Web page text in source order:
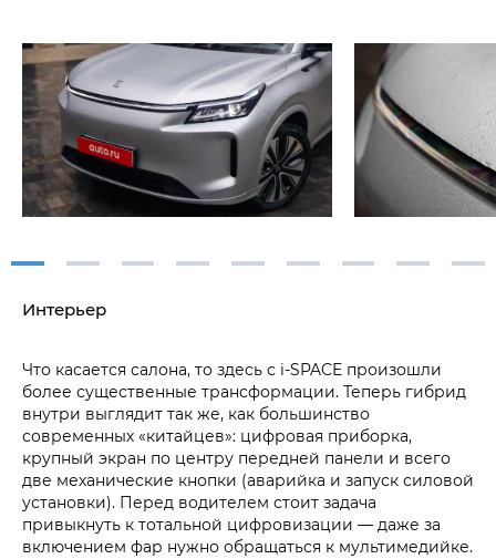
Интерьер
Что касается салона, то здесь с i‑SPACE произошли
более существенные трансформации. Теперь гибрид
внутри выглядит так же, как большинство
современных «китайцев»: цифровая приборка,
крупный экран по центру передней панели и всего
две механические кнопки (аварийка и запуск силовой
установки). Перед водителем стоит задача
привыкнуть к тотальной цифровизации — даже за
включением фар нужно обращаться к мультимедийке.